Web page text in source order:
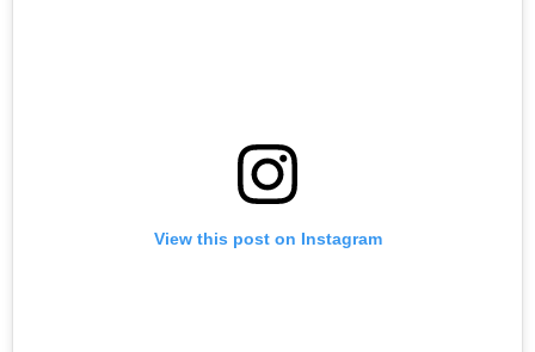
View this post on Instagram